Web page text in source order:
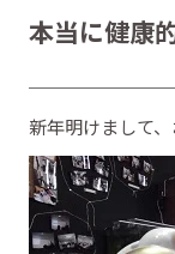
本当に健康
新年明けまして